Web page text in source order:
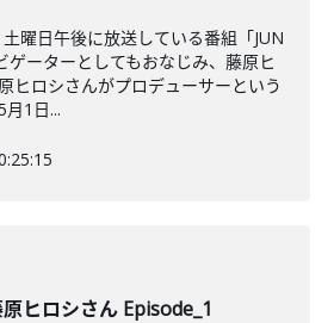
曜日午後に放送している番組「JUN
ゲーターとしてもおなじみ、藤原ヒ
ヒロシさんがプロデューサーという
1日...
ヒロシさん Episode_1